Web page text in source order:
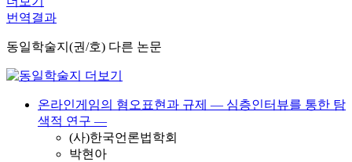
번역결과
동일학술지(권/호) 다른 논문
온라인게임의 혐오표현과 규제 — 심층인터뷰를 통한 탐
색적 연구 —
(사)한국언론법학회
박현아